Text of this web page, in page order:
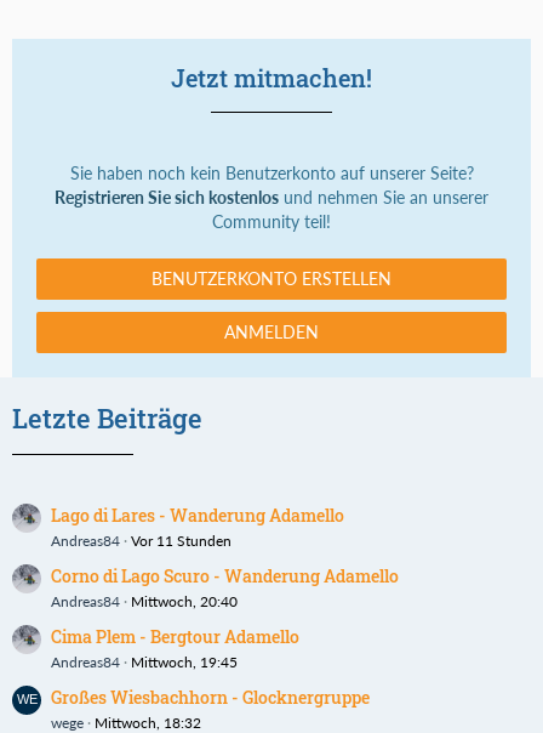
Jetzt mitmachen!
Sie haben noch kein Benutzerkonto auf unserer Seite?
Registrieren Sie sich kostenlos und nehmen Sie an unserer
Community teil!
BENUTZERKONTO ERSTELLEN
ANMELDEN
Letzte Beiträge
Lago di Lares - Wanderung Adamello
Andreas84 Vor 11 Stunden
Corno di Lago Scuro - Wanderung Adamello
Andreas84 Mittwoch, 20:40
Cima Plem - Bergtour Adamello
Andreas84 Mittwoch, 19:45
Großes Wiesbachhorn - Glocknergruppe
wege Mittwoch, 18:32